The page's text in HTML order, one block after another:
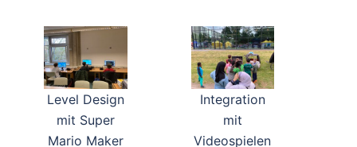
Level Design
mit Super
Mario Maker
Integration
mit
Videospielen